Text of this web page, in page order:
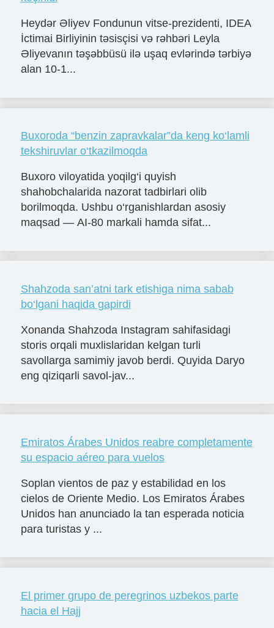
Heydər Əliyev Fondunun vitse-prezidenti, IDEA
İctimai Birliyinin təsisçisi və rəhbəri Leyla
Əliyevanın təşəbbüsü ilə uşaq evlərində tərbiyə
alan 10-1...
Buxoroda “benzin zapravkalar”da keng ko‘lamli
tekshiruvlar o‘tkazilmoqda
Buxoro viloyatida yoqilg‘i quyish
shahobchalarida nazorat tadbirlari olib
borilmoqda. Ushbu o‘rganishlardan asosiy
maqsad — AI-80 markali hamda sifat...
Shahzoda san’atni tark etishiga nima sabab
bo‘lgani haqida gapirdi
Xonanda Shahzoda Instagram sahifasidagi
storis orqali muxlislaridan kelgan turli
savollarga samimiy javob berdi. Quyida Daryo
eng qiziqarli savol-jav...
Emiratos Árabes Unidos reabre completamente
su espacio aéreo para vuelos
Soplan vientos de paz y estabilidad en los
cielos de Oriente Medio. Los Emiratos Árabes
Unidos han anunciado la tan esperada noticia
para turistas y ...
El primer grupo de peregrinos uzbekos parte
hacia el Hajj